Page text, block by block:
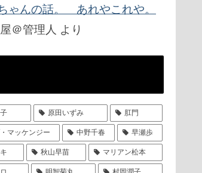
ゃんの話。 あれやこれや。
＠管理人 より
原田いずみ 肛門
マッケンジー 中野千春 早瀬歩
秋山早苗 マリアン松本